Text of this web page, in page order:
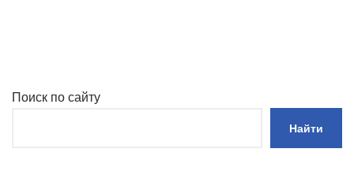
Поиск по сайту
Найти